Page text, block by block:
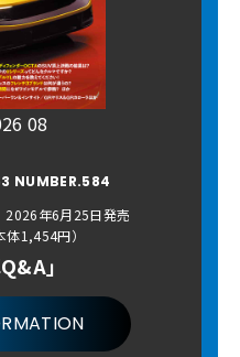
08
NUMBER.584
年6月25日発売
1,454円）
」